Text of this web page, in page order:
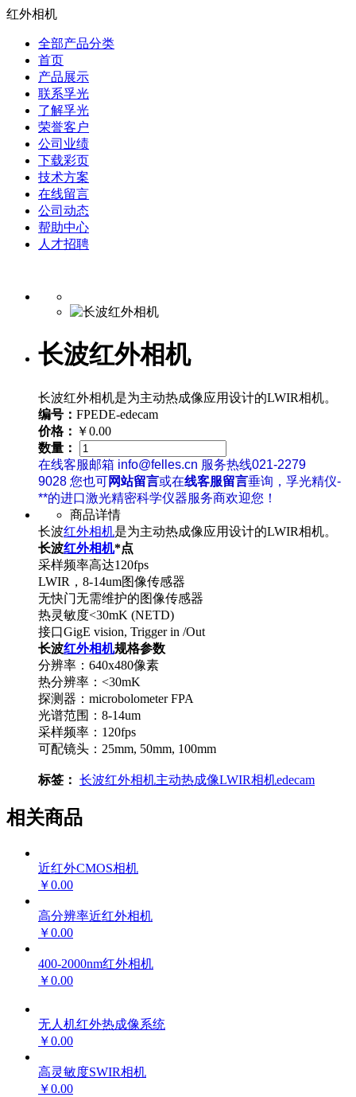
红外相机
全部产品分类
首页
产品展示
联系孚光
了解孚光
荣誉客户
公司业绩
下载彩页
技术方案
在线留言
公司动态
帮助中心
人才招聘
长波红外相机
长波红外相机是为主动热成像应用设计的LWIR相机。
编号： FPEDE-edecam
价格： ￥0.00
数量：
在线客服邮箱 info@felles.cn 服务热线021-2279
9028 您也可网站留言或在线客服留言垂询，孚光精仪-
**的进口激光精密科学仪器服务商欢迎您！
商品详情
长波红外相机是为主动热成像应用设计的LWIR相机。
长波红外相机*点
采样频率高达120fps
LWIR，8-14um图像传感器
无快门无需维护的图像传感器
热灵敏度<30mK (NETD)
接口GigE vision, Trigger in /Out
长波红外相机规格参数
分辨率：640x480像素
热分辨率：<30mK
探测器：microbolometer FPA
光谱范围：8-14um
采样频率：120fps
可配镜头：25mm, 50mm, 100mm
标签： 长波红外相机主动热成像LWIR相机edecam
相关商品
近红外CMOS相机
￥0.00
高分辨率近红外相机
￥0.00
400-2000nm红外相机
￥0.00
无人机红外热成像系统
￥0.00
高灵敏度SWIR相机
￥0.00